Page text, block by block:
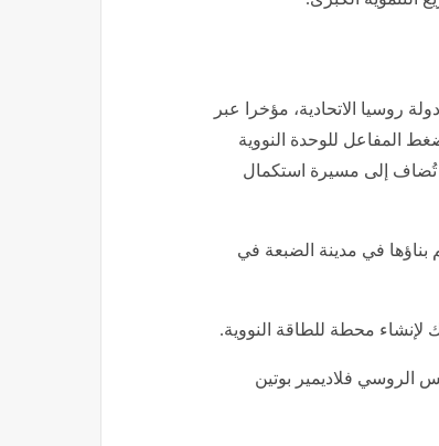
روسيا الاتحادية، مؤخرا عبر
المفاعل للوحدة النووية
تُضاف إلى مسيرة استكمال
في مدينة الضبعة في
2017 خلال زيارة الرئيس الروسي فلاديمير بوتين